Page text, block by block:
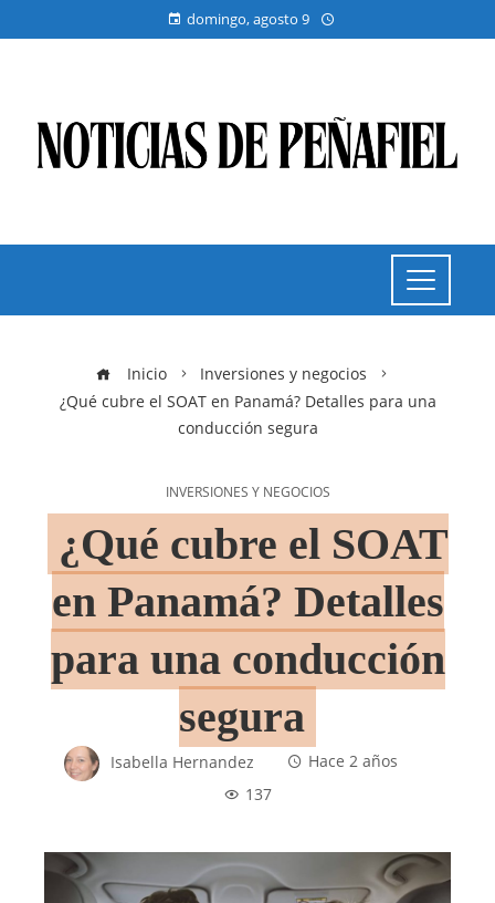
domingo, agosto 9
Inicio
Inversiones y negocios
¿Qué cubre el SOAT en Panamá? Detalles para una
conducción segura
INVERSIONES Y NEGOCIOS
¿Qué cubre el SOAT
en Panamá? Detalles
para una conducción
segura
Isabella Hernandez
Hace 2 años
137